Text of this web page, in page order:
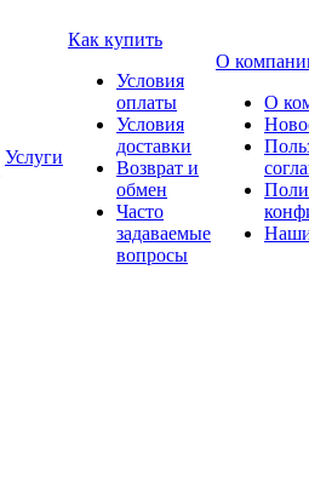
Услуги
Как купить
Условия
оплаты
Условия
доставки
Возврат и
обмен
Часто
задаваемые
вопросы
О
О